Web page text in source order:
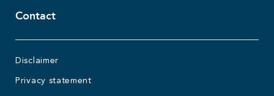
Contact
Disclaimer
Privacy statement